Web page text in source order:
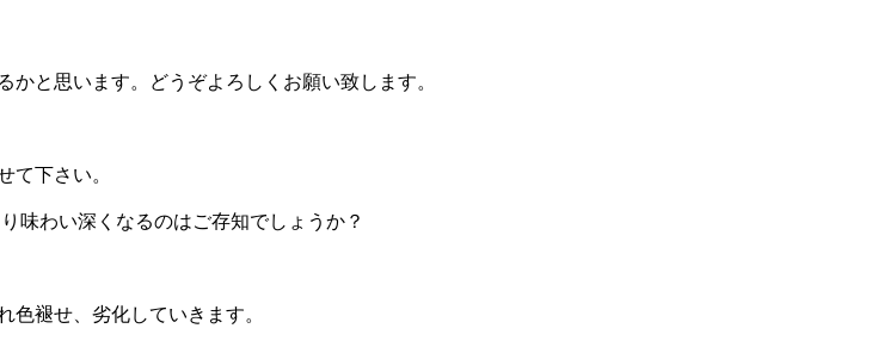
と思います。どうぞよろしくお願い致します。
て下さい。
味わい深くなるのはご存知でしょうか？
色褪せ、劣化していきます。